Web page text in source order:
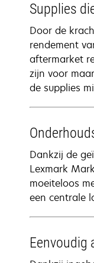
Supplies
Door de
rendement
aftermarket
zijn voor
de supplies
Dankzij de
Lexmark
moeiteloos
een centrale
Eenvoudig